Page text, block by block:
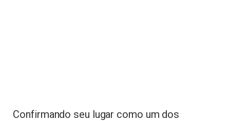
Confirmando seu lugar como um dos